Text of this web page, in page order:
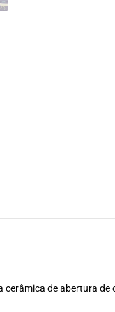
cerâmica de abertura de